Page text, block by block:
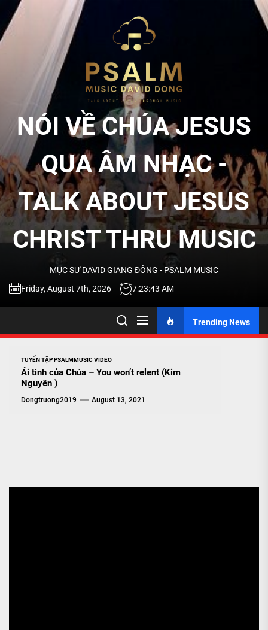
Skip
the
QUA
ÂM
NHẠC
TALK
THRU
NÓI VỀ CHÚA JESUS
QUA ÂM NHẠC -
TALK ABOUT JESUS
CHRIST THRU MUSIC
MỤC SƯ DAVID GIANG ĐÔNG - PSALM MUSIC
Friday, August 7th, 2026
7:23:43 AM
Trending News
TUYỂN TẬP PSALMMUSIC VIDEO
Ái tình của Chúa – You won’t relent (Kim
Nguyên )
Dongtruong2019 August 13, 2021